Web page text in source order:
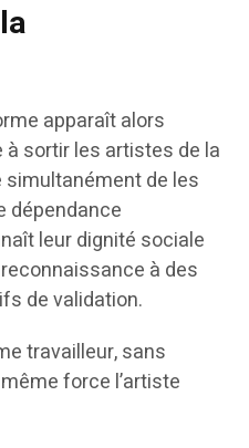
apparaît alors
sortir les artistes de la
de les
dépendance
leur dignité sociale
à des
de validation.
travailleur, sans
force l’artiste